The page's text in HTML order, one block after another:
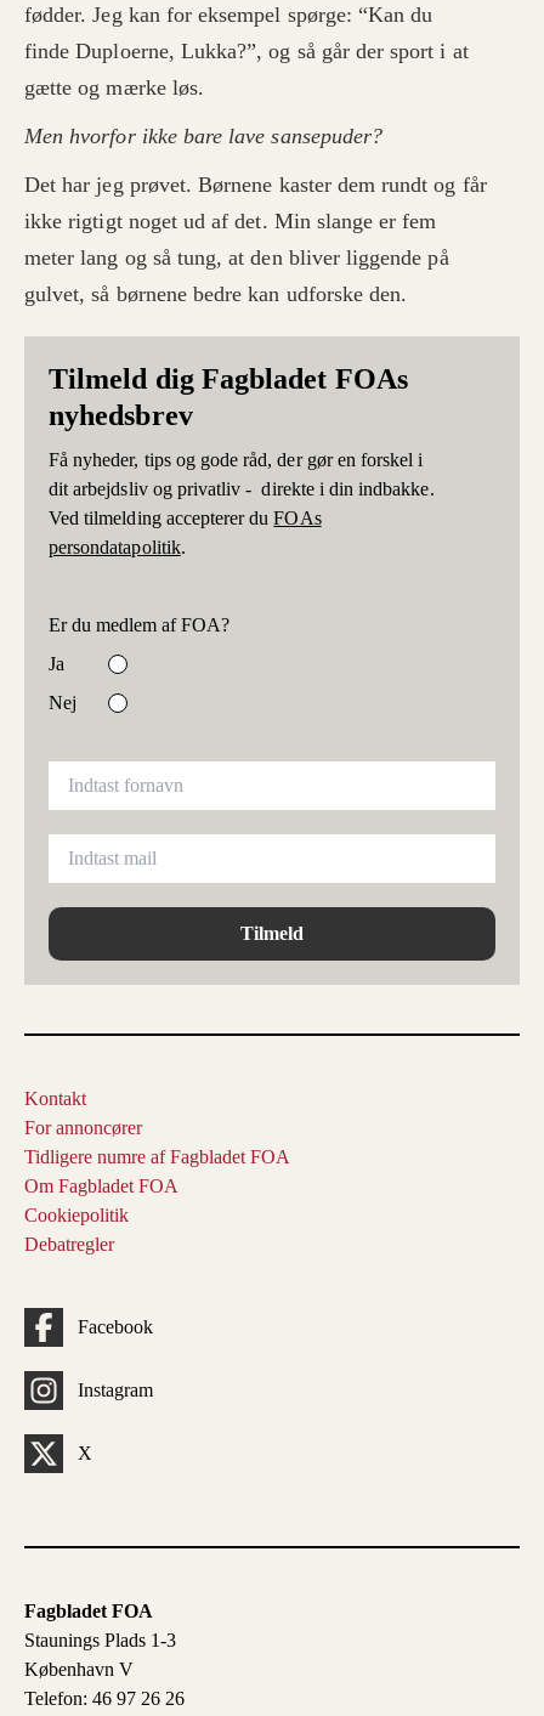
fødder. Jeg kan for eksempel spørge: “Kan du
finde Duploerne, Lukka?”, og så går der sport i at
gætte og mærke løs.
Men hvorfor ikke bare lave sansepuder?
Det har jeg prøvet. Børnene kaster dem rundt og får
ikke rigtigt noget ud af det. Min slange er fem
meter lang og så tung, at den bliver liggende på
gulvet, så børnene bedre kan udforske den.
Tilmeld dig Fagbladet FOAs
nyhedsbrev
Få nyheder, tips og gode råd, der gør en forskel i
dit arbejdsliv og privatliv - direkte i din indbakke.
Ved tilmelding accepterer duFOAs
persondatapolitik.
Er du medlem af FOA?
Ja
Nej
Tilmeld
Fagbladet FOA
Staunings Plads 1-3
København V
Telefon: 46 97 26 26
Kontakt
For annoncører
Tidligere numre af Fagbladet FOA
Om Fagbladet FOA
Cookiepolitik
Debatregler
Facebook
Instagram
X